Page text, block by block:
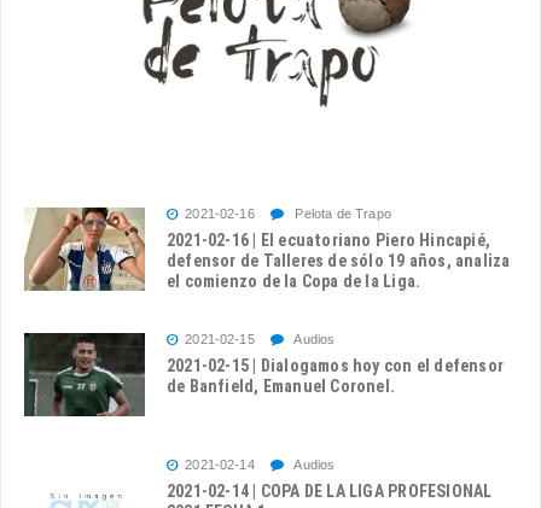
2021-02-16 Pelota de Trapo
2021-02-16 | El ecuatoriano Piero Hincapié,
defensor de Talleres de sólo 19 años, analiza
el comienzo de la Copa de la Liga.
2021-02-15 Audios
2021-02-15 | Dialogamos hoy con el defensor
de Banfield, Emanuel Coronel.
2021-02-14 Audios
2021-02-14 | COPA DE LA LIGA PROFESIONAL